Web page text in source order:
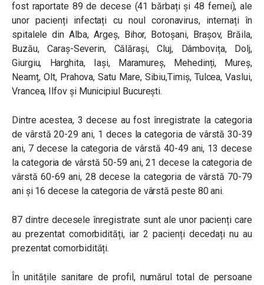
fost raportate 89 de decese (41 bărbați și 48 femei), ale
unor pacienți infectați cu noul coronavirus, internați în
spitalele din Alba, Argeș, Bihor, Botoșani, Brașov, Brăila,
Buzău, Caraș-Severin, Călărași, Cluj, Dâmbovița, Dolj,
Giurgiu, Harghita, Iași, Maramureș, Mehedinți, Mureș,
Neamț, Olt, Prahova, Satu Mare, Sibiu,Timiș, Tulcea, Vaslui,
Vrancea, Ilfov și Municipiul București.
Dintre acestea, 3 decese au fost înregistrate la categoria
de vârstă 20-29 ani, 1 deces la categoria de vârstă 30-39
ani, 7 decese la categoria de vârstă 40-49 ani, 13 decese
la categoria de vârstă 50-59 ani, 21 decese la categoria de
vârstă 60-69 ani, 28 decese la categoria de vârstă 70-79
ani și 16 decese la categoria de vârstă peste 80 ani.
87 dintre decesele înregistrate sunt ale unor pacienți care
au prezentat comorbidități, iar 2 pacienți decedați nu au
prezentat comorbidități.
În unitățile sanitare de profil, numărul total de persoane